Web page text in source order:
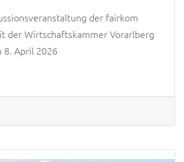
der fairkom
der Wirtschaftskammer Vorarlberg
8. April 2026